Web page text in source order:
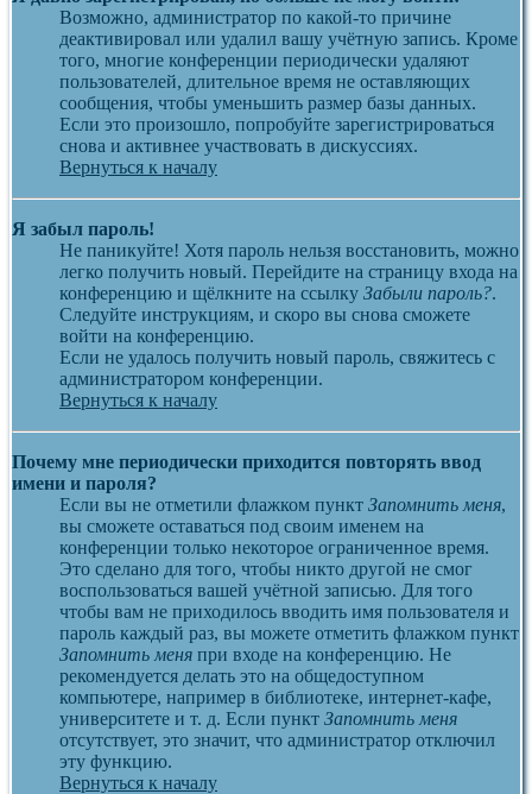
Возможно, администратор по какой-то причине
деактивировал или удалил вашу учётную запись. Кроме
того, многие конференции периодически удаляют
пользователей, длительное время не оставляющих
сообщения, чтобы уменьшить размер базы данных.
Если это произошло, попробуйте зарегистрироваться
снова и активнее участвовать в дискуссиях.
Вернуться к началу
Я забыл пароль!
Не паникуйте! Хотя пароль нельзя восстановить, можно
легко получить новый. Перейдите на страницу входа на
конференцию и щёлкните на ссылку Забыли пароль?.
Следуйте инструкциям, и скоро вы снова сможете
войти на конференцию.
Если не удалось получить новый пароль, свяжитесь с
администратором конференции.
Вернуться к началу
Почему мне периодически приходится повторять ввод
имени и пароля?
Если вы не отметили флажком пункт Запомнить меня,
вы сможете оставаться под своим именем на
конференции только некоторое ограниченное время.
Это сделано для того, чтобы никто другой не смог
воспользоваться вашей учётной записью. Для того
чтобы вам не приходилось вводить имя пользователя и
пароль каждый раз, вы можете отметить флажком пункт
Запомнить меня при входе на конференцию. Не
рекомендуется делать это на общедоступном
компьютере, например в библиотеке, интернет-кафе,
университете и т. д. Если пункт Запомнить меня
отсутствует, это значит, что администратор отключил
эту функцию.
Вернуться к началу